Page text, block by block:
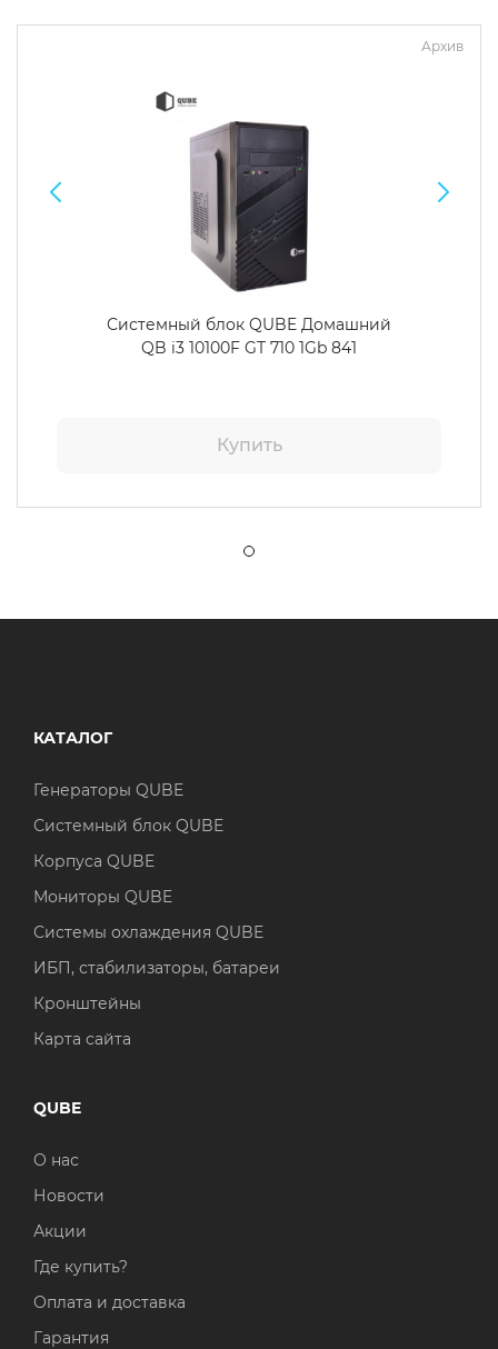
Архив
Системный блок QUBE Домашний
QB i3 10100F GT 710 1Gb 841
Купить
КАТАЛОГ
Генераторы QUBE
Системный блок QUBE
Корпуса QUBE
Мониторы QUBE
Системы охлаждения QUBE
ИБП, стабилизаторы, батареи
Кронштейны
Карта сайта
QUBE
О нас
Новости
Акции
Где купить?
Оплата и доставка
Гарантия